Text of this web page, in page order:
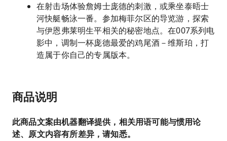
在射击场体验詹姆士庞德的刺激，或乘坐泰晤士
河快艇畅泳一番。参加梅菲尔区的导览游，探索
与伊恩弗莱明生平相关的秘密地点。在007系列电
影中，调制一杯庞德最爱的鸡尾酒－维斯珀，打
造属于你自己的专属版本。
商品说明
此商品文案由机器翻译提供，相关用语可能与惯用论
述、原文内容有所差异，请知悉。